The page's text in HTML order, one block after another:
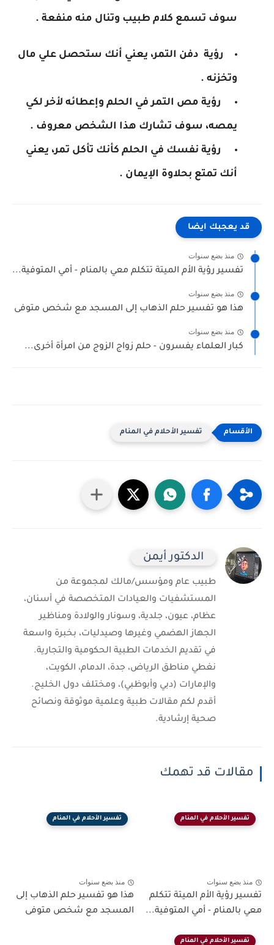
سوف تسمع كلام طبيب وتنال منه منفعة .
رؤية دفن التمر، يعني أنك ستحصل علي مال
وتخزنه .
رؤية مص التمر في الحلم وإعطائه لأخر لكي
يمصه، سوف تشارك هذا الشخص معروف .
رؤية نفسك في الحلم كأنك تأكل تمر، يعني
أنك تمتع بحلاوة الإيمان .
قد يعجبك ايضا
منذ بضع سنوات
تفسير رؤية الأم الميتة تتكلم معي بالمنام - أمي المتوفية...
منذ بضع سنوات
هذا هو تفسير حلم الذهاب إلى المسجد مع شخص متوفى
منذ بضع سنوات
كبار العلماء يفسرون - حلم زواج الزوج من امرأة أخرى...
تفسير الأحلام في المنام
الدكتور أيمن
طبيب عام ومؤسس/مالك لمجموعة من
المستشفيات والعيادات المتخصصة في أسنان،
عظام، عيون، جلدية، وسونار والولادة ومناظير
الجهاز الهضمي وغيرها وصيدليات، بخبرة واسعة
في تقديم الخدمات الطبية الحكومية والتجارية.
نغطي مناطق الرياض، جدة، الدمام، الكويت،
والإمارات (دبي وأبوظبي)، ومختلف دول الخليج.
أقدم لكم مقالات طبية وعلمية موثوقة ونصائح
صحية إرشادية.
مقالات قد تهمك
تفسير الأحلام في المنام
منذ بضع سنوات
تفسير رؤية الأم الميتة تتكلم
معي بالمنام - أمي المتوفية...
تفسير الأحلام في المنام
منذ بضع سنوات
هذا هو تفسير حلم الذهاب إلى
المسجد مع شخص متوفى
تفسير الأحلام في المنام